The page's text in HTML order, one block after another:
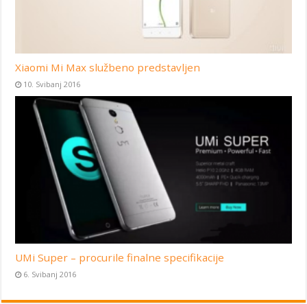
Xiaomi Mi Max službeno predstavljen
10. Svibanj 2016
UMi Super – procurile finalne specifikacije
6. Svibanj 2016